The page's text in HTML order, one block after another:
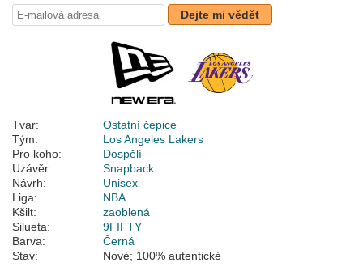
Dejte mi vědět
Tvar:
Ostatní čepice
Tým:
Los Angeles Lakers
Pro koho:
Dospělí
Uzávěr:
Snapback
Návrh:
Unisex
Liga:
NBA
Kšilt:
zaoblená
Silueta:
9FIFTY
Barva:
Černá
Stav:
Nové; 100% autentické